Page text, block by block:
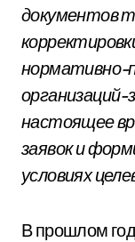
документов
нормативно-
организаций-
настоящее
заявок и
условиях
В прошлом